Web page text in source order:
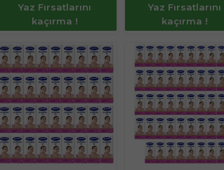
Yaz Fırsatlarını
kaçırma !
Yaz Fırsatlarını
kaçırma !